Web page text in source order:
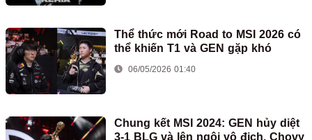
Thể thức mới Road to MSI 2026 có
thể khiến T1 và GEN gặp khó
06/05/2026 01:40
Chung kết MSI 2024: GEN hủy diệt
3-1 BLG và lên ngôi vô địch, Chovy